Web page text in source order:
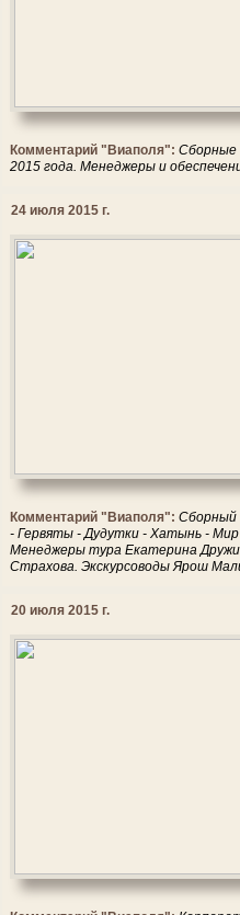
Комментарий "Виаполя": Сборные
2015 года. Менеджеры и
24 июля 2015 г.
Комментарий "Виаполя": Сборный
- Гервяты - Дудутки - Хатынь -
Менеджеры тура Екатерина
Страхова. Экскурсоводы Ярош
20 июля 2015 г.